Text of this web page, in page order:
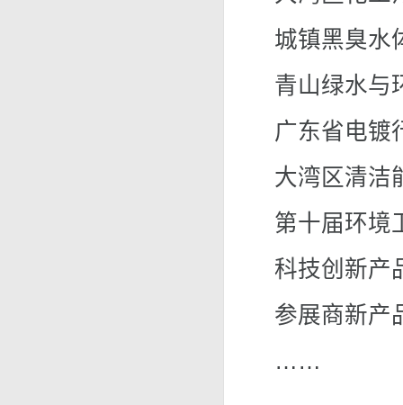
城镇黑臭水
青山绿水与
广东省电镀
大湾区清洁
第十届环境
科技创新产
参展商新产
……